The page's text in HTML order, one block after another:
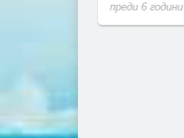
преди 6 години